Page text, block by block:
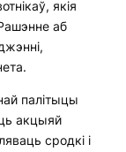
якія
аб
палітыцы
акцыяй
сродкі і